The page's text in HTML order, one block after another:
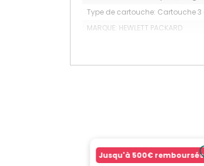
Type de cartouche: Cartouche 3
MARQUE: HEWLETT PACKARD
Jusqu'à 500€ remboursés